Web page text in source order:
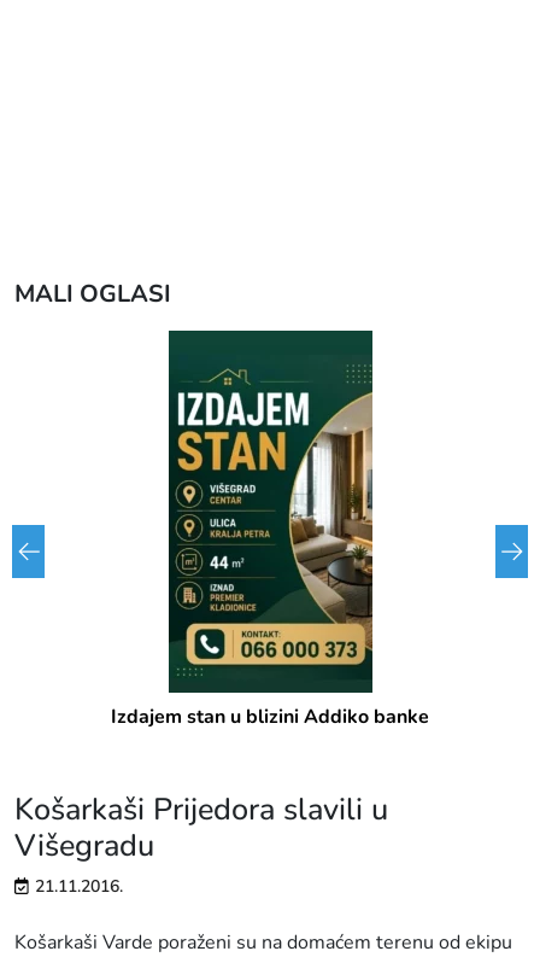
MALI OGLASI
Izdajem stan u blizini Addiko banke
Košarkaši Prijedora slavili u
Višegradu
21.11.2016.
Košarkaši Varde poraženi su na domaćem terenu od ekipu